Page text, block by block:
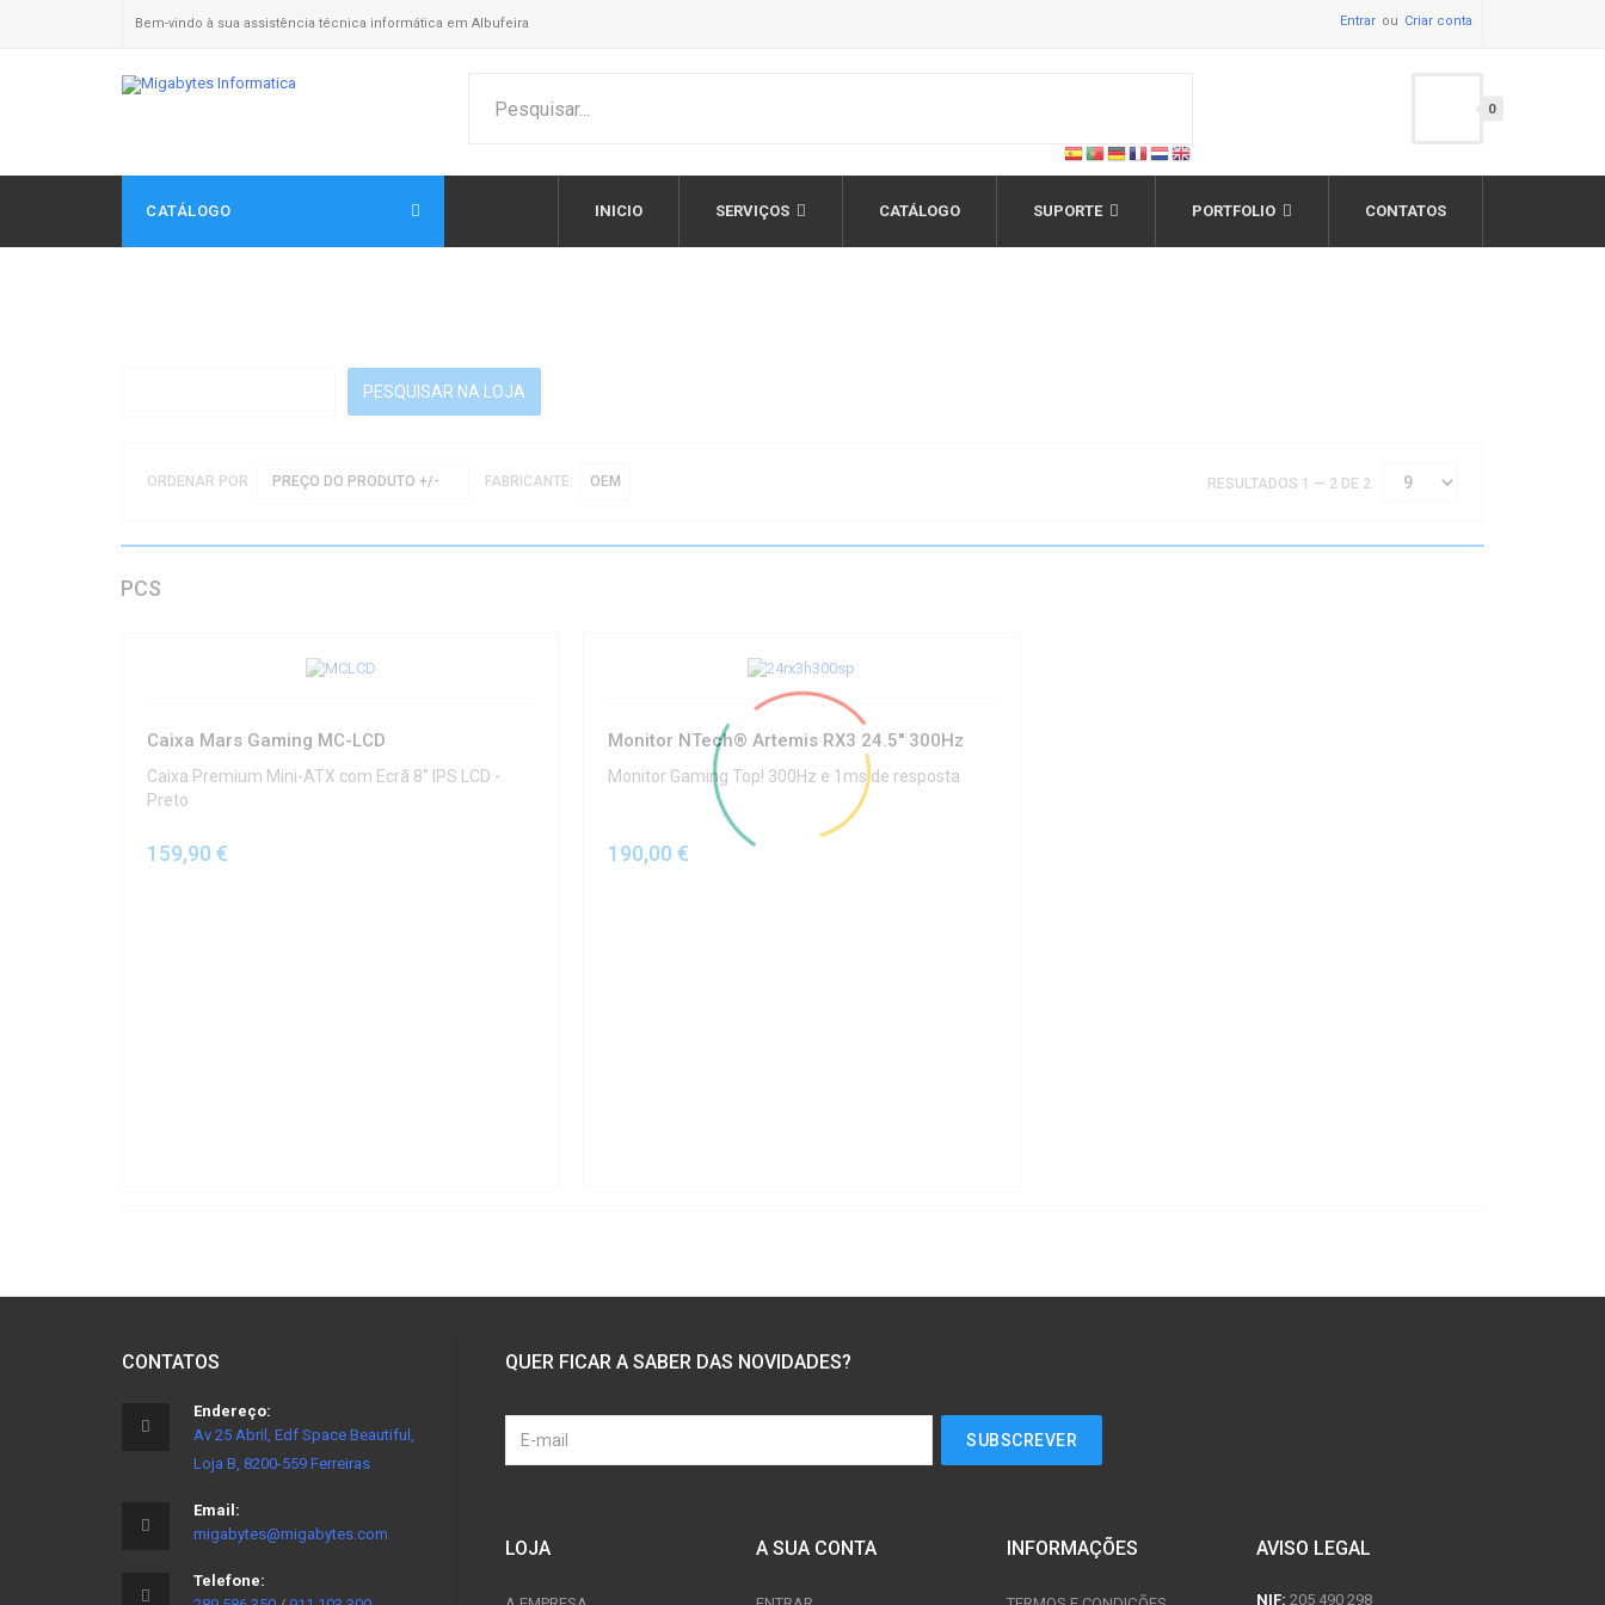
Bem-vindo à sua assistência técnica informática em Albufeira Entrar Criar conta
0
CATÁLOGO INICIO SERVIÇOS CATÁLOGO SUPORTE PORTFOLIO CONTATOS
ORDENAR POR PREÇO DO PRODUTO +/- FABRICANTE: OEM RESULTADOS 1 — 2 DE 2
PCS
Caixa Mars Gaming MC-LCD
Caixa Premium Mini-ATX com Ecrã 8'' IPS LCD -
Preto
159,90 €
Monitor NTech® Artemis RX3 24.5'' 300Hz
Monitor Gaming Top! 300Hz e 1ms de resposta
190,00 €
CONTATOS
Endereço:
Av 25 Abril, Edf Space Beautiful,
Loja B, 8200-559 Ferreiras
Email:
migabytes@migabytes.com
Telefone:
QUER FICAR A SABER DAS NOVIDADES?
LOJA A SUA CONTA INFORMAÇÕES AVISO LEGAL
NIF: 205 490 298